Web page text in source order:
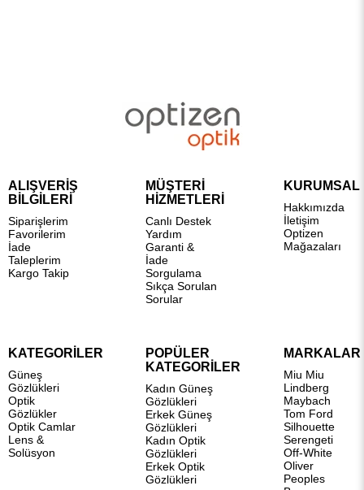
ALIŞVERİŞ
BİLGİLERİ
Siparişlerim
Favorilerim
İade
Taleplerim
Kargo Takip
MÜŞTERİ
HİZMETLERİ
Canlı Destek
Yardım
Garanti &
İade
Sorgulama
Sıkça Sorulan
Sorular
KURUMSAL
Hakkımızda
İletişim
Optizen
Mağazaları
KATEGORİLER
Güneş
Gözlükleri
Optik
Gözlükler
Optik Camlar
Lens &
Solüsyon
POPÜLER
KATEGORİLER
Kadın Güneş
Gözlükleri
Erkek Güneş
Gözlükleri
Kadın Optik
Gözlükleri
Erkek Optik
Gözlükleri
MARKALAR
Miu Miu
Lindberg
Maybach
Tom Ford
Silhouette
Serengeti
Off-White
Oliver
Peoples